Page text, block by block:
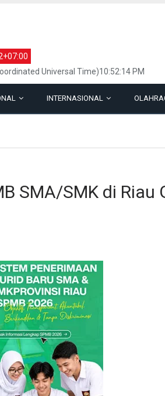
Universal Time)10:52:14 PM
INTERNASIONAL
SMA/SMK di Riau